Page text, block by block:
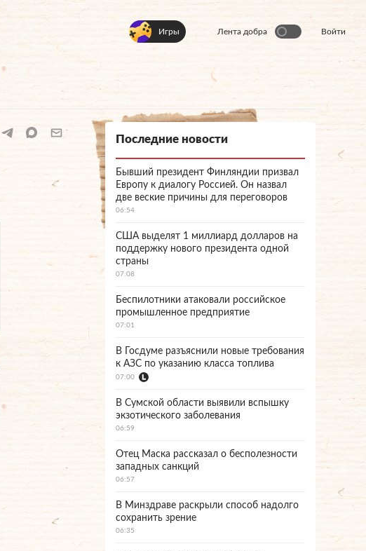
Игры Лента добра Войти
Последние новости
Бывший президент Финляндии призвал
Европу к диалогу Россией. Он назвал
две веские причины для переговоров
06:54
США выделят 1 миллиард долларов на
поддержку нового президента одной
страны
07:08
Беспилотники атаковали российское
промышленное предприятие
07:01
В Госдуме разъяснили новые требования
к АЗС по указанию класса топлива
07:00
В Сумской области выявили вспышку
экзотического заболевания
06:59
Отец Маска рассказал о бесполезности
западных санкций
06:57
В Минздраве раскрыли способ надолго
сохранить зрение
06:35